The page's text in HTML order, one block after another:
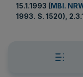
15.1.1993 (MBl.
1993. S. 1520),